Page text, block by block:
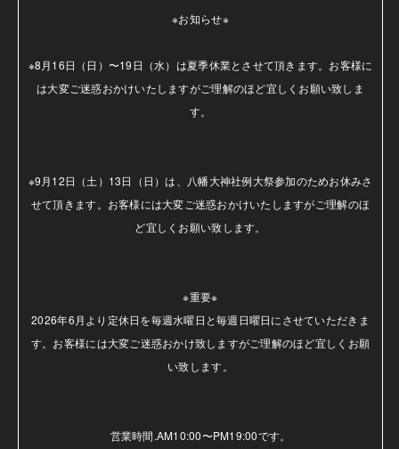
※お知らせ※
※8月16日（日）〜19日（水）は夏季休業とさせて頂きます。お客様に
は大変ご迷惑おかけいたしますがご理解のほど宜しくお願い致しま
す。
※9月12日（土）13日（日）は、八幡大神社例大祭参加のためお休みさ
せて頂きます。お客様には大変ご迷惑おかけいたしますがご理解のほ
ど宜しくお願い致します。
※重要※
2026年6月より定休日を毎週水曜日と毎週日曜日にさせていただきま
す。お客様には大変ご迷惑おかけ致しますがご理解のほど宜しくお願
い致します。
営業時間.AM10:00〜PM19:00です。